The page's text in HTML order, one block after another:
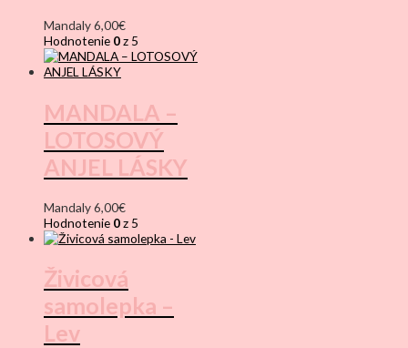
Mandaly6,00€
Hodnotenie 0z 5
MANDALA –
LOTOSOVÝ
ANJEL LÁSKY
Mandaly6,00€
Hodnotenie 0z 5
Živicová
samolepka –
Lev